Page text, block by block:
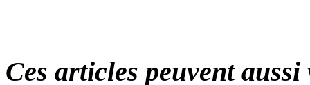
Ces articles peuvent